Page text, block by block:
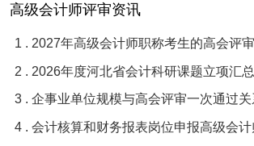
高级会计师评审资讯
2 . 2026年度河北省会计科研课题立项汇
3 . 企事业单位规模与高会评审一次通过